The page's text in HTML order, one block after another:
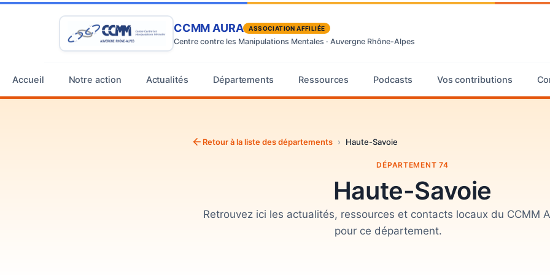
CCMM AURA ASSOCIATION AFFILIÉE
Centre contre les Manipulations Mentales · Auvergne Rhône-Alpes
Accueil Notre action Actualités Départements Ressources Podcasts Vos contributions
Retour à la liste des départements › Haute-Savoie
DÉPARTEMENT 74
Haute-Savoie
Retrouvez ici les actualités, ressources et contacts locaux du CCMM
pour ce département.